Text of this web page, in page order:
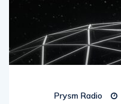
Prysm Radio